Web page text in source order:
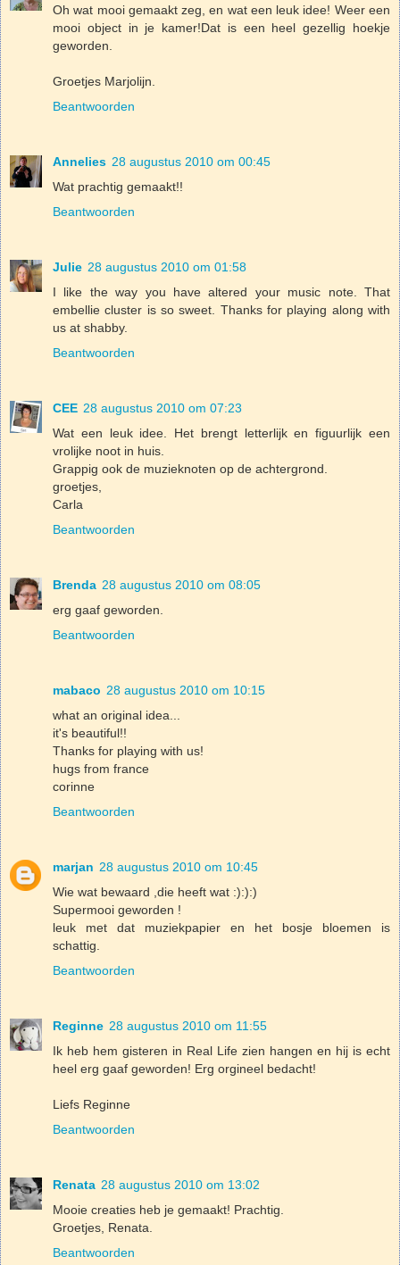
Oh wat mooi gemaakt zeg, en wat een leuk idee! Weer een
mooi object in je kamer!Dat is een heel gezellig hoekje
geworden.
Groetjes Marjolijn.
Beantwoorden
Annelies 28 augustus 2010 om 00:45
Wat prachtig gemaakt!!
Beantwoorden
Julie 28 augustus 2010 om 01:58
I like the way you have altered your music note. That
embellie cluster is so sweet. Thanks for playing along with
us at shabby.
Beantwoorden
CEE 28 augustus 2010 om 07:23
Wat een leuk idee. Het brengt letterlijk en figuurlijk een
vrolijke noot in huis.
Grappig ook de muzieknoten op de achtergrond.
groetjes,
Carla
Beantwoorden
Brenda 28 augustus 2010 om 08:05
erg gaaf geworden.
Beantwoorden
mabaco 28 augustus 2010 om 10:15
what an original idea...
it's beautiful!!
Thanks for playing with us!
hugs from france
corinne
Beantwoorden
marjan 28 augustus 2010 om 10:45
Wie wat bewaard ,die heeft wat :):):)
Supermooi geworden !
leuk met dat muziekpapier en het bosje bloemen is
schattig.
Beantwoorden
Reginne 28 augustus 2010 om 11:55
Ik heb hem gisteren in Real Life zien hangen en hij is echt
heel erg gaaf geworden! Erg orgineel bedacht!
Liefs Reginne
Beantwoorden
Renata 28 augustus 2010 om 13:02
Mooie creaties heb je gemaakt! Prachtig.
Groetjes, Renata.
Beantwoorden